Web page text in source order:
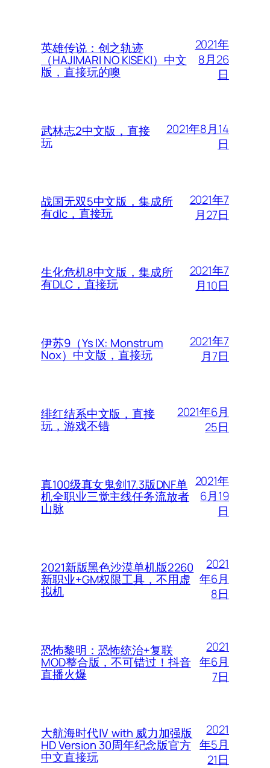
英雄传说：创之轨迹
（HAJIMARI NO KISEKI）中文
版，直接玩的噢
2021年
8月26
日
武林志2中文版，直接
玩
2021年8月14
日
战国无双5中文版，集成所
有dlc，直接玩
2021年7
月27日
生化危机8中文版，集成所
有DLC，直接玩
2021年7
月10日
伊苏9（Ys IX: Monstrum
Nox）中文版，直接玩
2021年7
月7日
绯红结系中文版，直接
玩，游戏不错
2021年6月
25日
真100级真女鬼剑17.3版DNF单
机全职业三觉主线任务流放者
山脉
2021年
6月19
日
2021新版黑色沙漠单机版2260
新职业+GM权限工具，不用虚
拟机
2021
年6月
8日
恐怖黎明：恐怖统治+复联
MOD整合版，不可错过！抖音
直播火爆
2021
年6月
7日
大航海时代Ⅳ with 威力加强版
HD Version 30周年纪念版官方
中文直接玩
2021
年5月
21日